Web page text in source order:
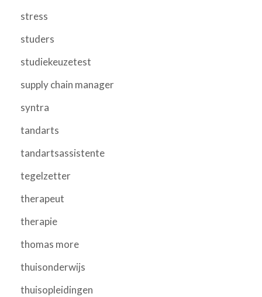
stress
studers
studiekeuzetest
supply chain manager
syntra
tandarts
tandartsassistente
tegelzetter
therapeut
therapie
thomas more
thuisonderwijs
thuisopleidingen